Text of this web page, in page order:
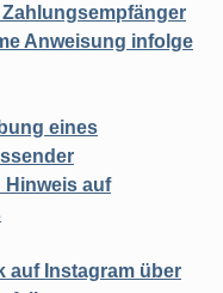
Anweisung infolge
eines
auf
auf Instagram über